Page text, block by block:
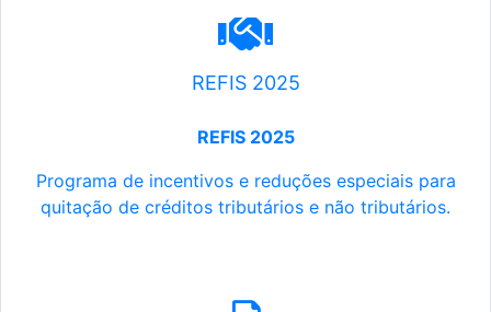
REFIS 2025
REFIS 2025
Programa de incentivos e reduções especiais para
quitação de créditos tributários e não tributários.